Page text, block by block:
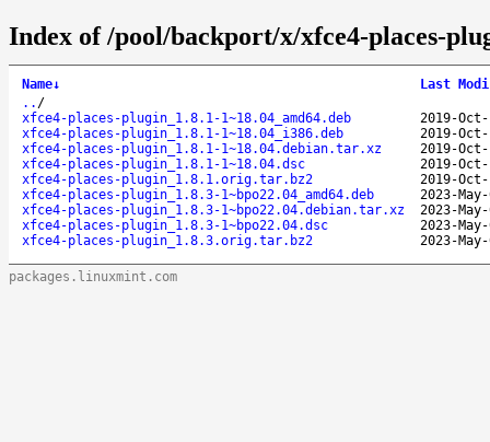
Index of /pool/backport/x/xfce4-places-
Name↓
Last
.. /
xfce4-places-plugin_1.8.1-1~18.04_amd64.deb
2019-
xfce4-places-plugin_1.8.1-1~18.04_i386.deb
2019-
xfce4-places-plugin_1.8.1-1~18.04.debian.tar.xz
2019-
xfce4-places-plugin_1.8.1-1~18.04.dsc
2019-
xfce4-places-plugin_1.8.1.orig.tar.bz2
2019-
xfce4-places-plugin_1.8.3-1~bpo22.04_amd64.deb
2023-
xfce4-places-plugin_1.8.3-1~bpo22.04.debian.tar.xz
2023-
xfce4-places-plugin_1.8.3-1~bpo22.04.dsc
2023-
xfce4-places-plugin_1.8.3.orig.tar.bz2
2023-
packages.linuxmint.com